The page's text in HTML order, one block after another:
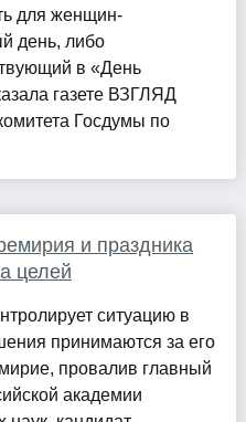
для женщин-
день, либо
в «День
газете ВЗГЛЯД
Госдумы по
и праздника
целей
ситуацию в
принимаются за его
провалив главный
академии